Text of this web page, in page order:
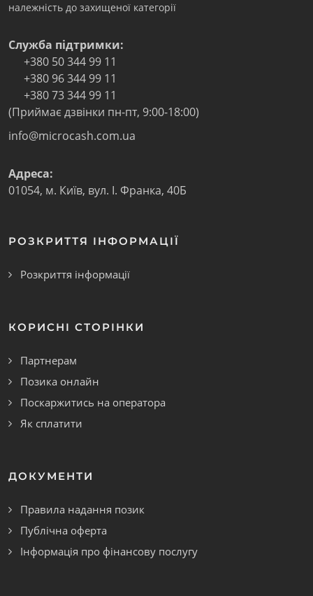
належність до захищеної категорії
Служба підтримки:
+380 50 344 99 11
+380 96 344 99 11
+380 73 344 99 11
(Приймає дзвінки пн-пт, 9:00-18:00)
info@microcash.com.ua
Адреса:
01054, м. Київ, вул. І. Франка, 40Б
РОЗКРИТТЯ ІНФОРМАЦІЇ
Розкриття інформації
КОРИСНІ СТОРІНКИ
Партнерам
Позика онлайн
Поскаржитись на оператора
Як сплатити
ДОКУМЕНТИ
Правила надання позик
Публічна оферта
Інформація про фінансову послугу